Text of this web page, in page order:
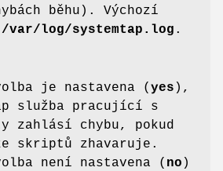
běhu). Výchozí
/var/log/systemtap.log .
je nastavena ( yes ),
služba pracující s
zahlásí chybu, pokud
skriptů zhavaruje.
není nastavena ( no )